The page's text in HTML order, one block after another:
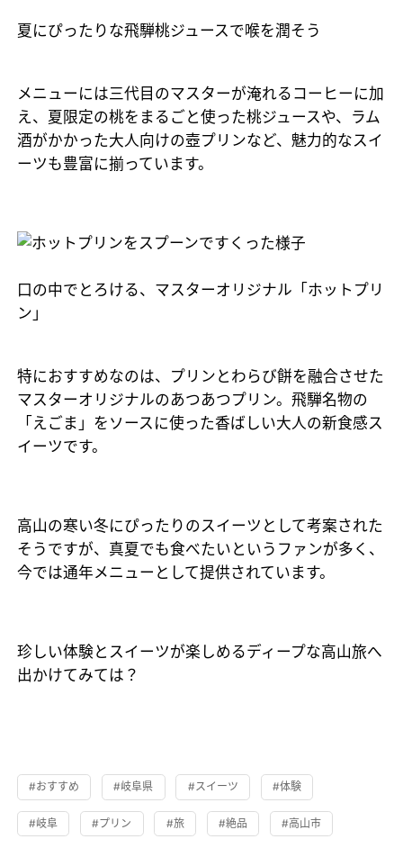
夏にぴったりな飛騨桃ジュースで喉を潤そう
メニューには三代目のマスターが淹れるコーヒーに加
え、夏限定の桃をまるごと使った桃ジュースや、ラム
酒がかかった大人向けの壺プリンなど、魅力的なスイ
ーツも豊富に揃っています。
口の中でとろける、マスターオリジナル「ホットプリ
ン」
特におすすめなのは、プリンとわらび餅を融合させた
マスターオリジナルのあつあつプリン。飛騨名物の
「えごま」をソースに使った香ばしい大人の新食感ス
イーツです。
高山の寒い冬にぴったりのスイーツとして考案された
そうですが、真夏でも食べたいというファンが多く、
今では通年メニューとして提供されています。
珍しい体験とスイーツが楽しめるディープな高山旅へ
出かけてみては？
#おすすめ #岐阜県 #スイーツ #体験
#岐阜 #プリン #旅 #絶品 #高山市